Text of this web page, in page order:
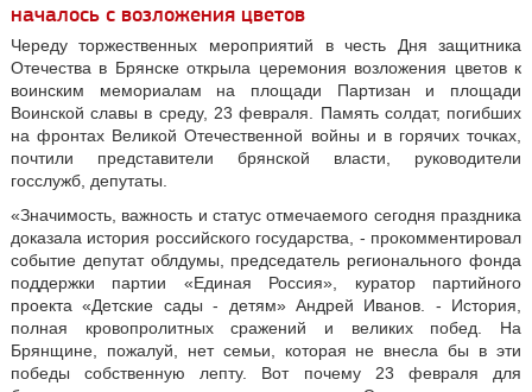
началось с возложения цветов
Череду торжественных мероприятий в честь Дня защитника
Отечества в Брянске открыла церемония возложения цветов к
воинским мемориалам на площади Партизан и площади
Воинской славы в среду, 23 февраля. Память солдат, погибших
на фронтах Великой Отечественной войны и в горячих точках,
почтили представители брянской власти, руководители
госслужб, депутаты.
«Значимость, важность и статус отмечаемого сегодня праздника
доказала история российского государства, - прокомментировал
событие депутат облдумы, председатель регионального фонда
поддержки партии «Единая Россия», куратор партийного
проекта «Детские сады - детям» Андрей Иванов. - История,
полная кровопролитных сражений и великих побед. На
Брянщине, пожалуй, нет семьи, которая не внесла бы в эти
победы собственную лепту. Вот почему 23 февраля для